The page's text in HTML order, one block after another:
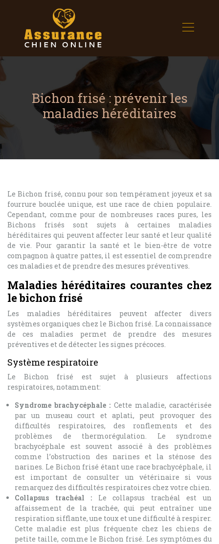
Bichon frisé : prévenir les
maladies héréditaires
Le Bichon frisé, connu pour son tempérament joyeux et sa
fourrure bouclée unique, est une race de chien populaire.
Cependant, comme pour de nombreuses races pures, les
Bichons frisés sont sujets à certaines maladies
héréditaires qui peuvent affecter leur santé et leur qualité
de vie. Pour garantir la santé et le bien-être de votre
compagnon à quatre pattes, il est essentiel de comprendre
ces maladies et de prendre des mesures préventives.
Maladies héréditaires courantes chez
le bichon frisé
Les maladies héréditaires peuvent affecter divers
systèmes organiques chez le Bichon frisé. La connaissance
de ces maladies permet de prendre des mesures
préventives et de détecter les signes précoces.
Système respiratoire
Le Bichon frisé est sujet à plusieurs affections
respiratoires, notamment:
Syndrome brachycéphale : Cette maladie, caractérisée
par un museau court et aplati, peut provoquer des
difficultés respiratoires, des ronflements et des
problèmes de thermorégulation. Le syndrome
brachycéphale est souvent associé à des problèmes
comme l’obstruction des narines et la sténose des
narines. Le Bichon frisé étant une race brachycéphale, il
est important de consulter un vétérinaire si vous
remarquez des difficultés respiratoires chez votre chien.
Collapsus trachéal : Le collapsus trachéal est un
affaissement de la trachée, qui peut entraîner une
respiration sifflante, une toux et une difficulté à respirer.
Cette maladie est plus fréquente chez les chiens de
petite taille, comme le Bichon frisé. Les symptômes du